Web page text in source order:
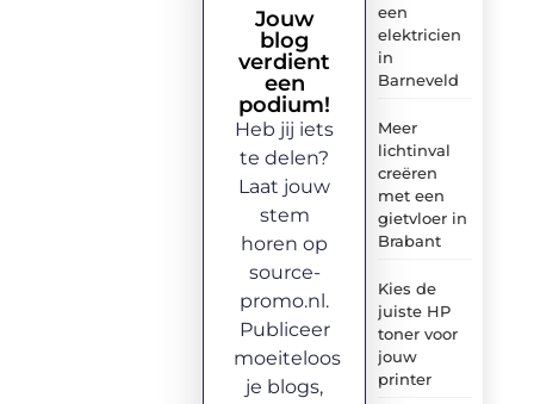
een
elektricien
in
Barneveld
Meer
lichtinval
creëren
met een
gietvloer in
Brabant
Kies de
juiste HP
toner voor
jouw
printer
Jouw
blog
verdient
een
podium!
Heb jij iets
te delen?
Laat jouw
stem
horen op
source-
promo.nl.
Publiceer
moeiteloos
je blogs,